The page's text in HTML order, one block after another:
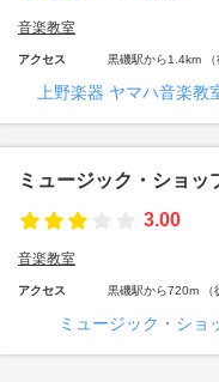
音楽教室
アクセス 黒磯駅から1.4km （
上野楽器 ヤマハ音楽
ミュージック・ショッ
3.00
音楽教室
アクセス 黒磯駅から720m （
ミュージック・ショ